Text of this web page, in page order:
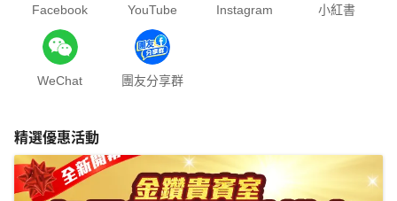
Facebook YouTube Instagram 小紅書
WeChat 團友分享群
精選優惠活動